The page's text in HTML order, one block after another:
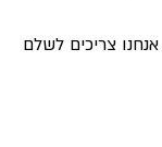
צריכים לשלם